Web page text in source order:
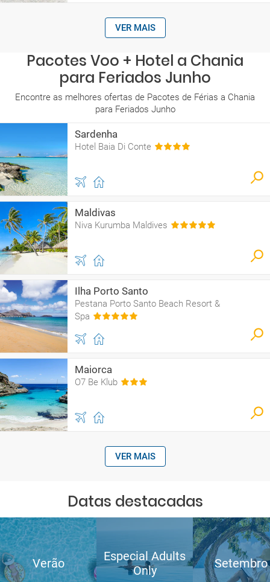
VER MAIS
Pacotes Voo + Hotel a Chania
para Feriados Junho
Encontre as melhores ofertas de Pacotes de Férias a Chania
para Feriados Junho
Sardenha
Hotel Baia Di Conte
Maldivas
Niva Kurumba Maldives
Ilha Porto Santo
Pestana Porto Santo Beach Resort &
Spa
Maiorca
O7 Be Klub
VER MAIS
Datas destacadas
Verão
Especial Adults
Only
Setembro